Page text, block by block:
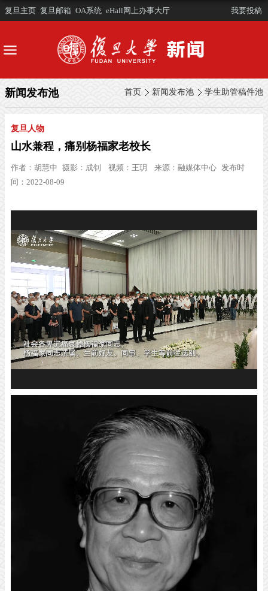
复旦主页 复旦邮箱 OA系统 eHall网上办事大厅 我要投稿
首页 新闻发布池 学生助管稿件池
新闻发布池
复旦人物
山水兼程，痛别杨福家老校长
作者： 胡慧中 摄影： 成钊 视频： 王玥 来源： 融媒体中心 发布时
间：2022-08-09